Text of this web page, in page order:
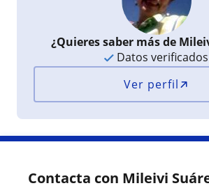
¿Quieres saber más de
Datos verificados
Ver perfil
Contacta con Mileivi